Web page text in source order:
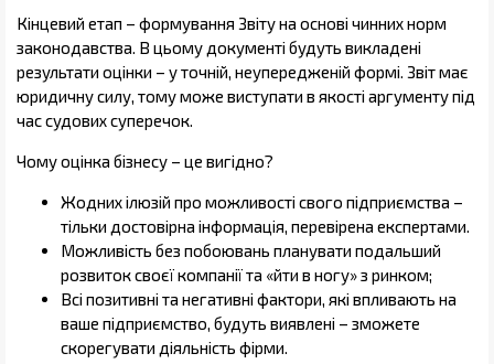
Кінцевий етап – формування Звіту на основі чинних норм
законодавства. В цьому документі будуть викладені
результати оцінки – у точній, неупередженій формі. Звіт має
юридичну силу, тому може виступати в якості аргументу під
час судових суперечок.
Чому оцінка бізнесу – це вигідно?
Жодних ілюзій про можливості свого підприємства –
тільки достовірна інформація, перевірена експертами.
Можливість без побоювань планувати подальший
розвиток своєї компанії та «йти в ногу» з ринком;
Всі позитивні та негативні фактори, які впливають на
ваше підприємство, будуть виявлені – зможете
скорегувати діяльність фірми.